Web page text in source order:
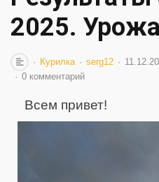
2025.
Курилка serg12
0 комментарий
Всем привет!